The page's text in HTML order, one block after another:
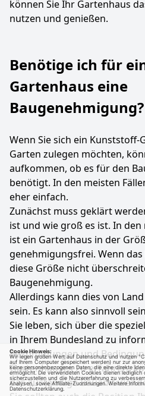
können Sie Ihr Gartenhaus
nutzen und genießen.
Benötige ich für
Gartenhaus eine
Baugenehmigung?
Wenn Sie sich ein
Garten zulegen möchten,
aufkommen, ob es für den
benötigt. In den meisten
eher einfach.
Zunächst muss geklärt
ist und wie groß es ist. In
ist ein Gartenhaus in der
genehmigungsfrei. Wenn
diese Größe nicht
Baugenehmigung.
Allerdings kann dies von
sein. Es kann also sinnvoll
Sie leben, sich über die
in Ihrem Bundesland zu
Bestimmungen und
Gartenhauses zu erfahren,
das zuständige Bauamt
Cookie Hinweis:
Wir legen großen Wert auf Datenschutz und nutzen
auf Ihrem Computer gespeichert werden) nur zur
keine personenbezogenen Daten, die eine direkte
ermöglicht. Die verwendeten Cookies dienen
sicherzustellen und die Nutzererfahrung zu
Analysen, sowie Affiliate-Zuordnungen. Weitere
Datenschutzerklärung